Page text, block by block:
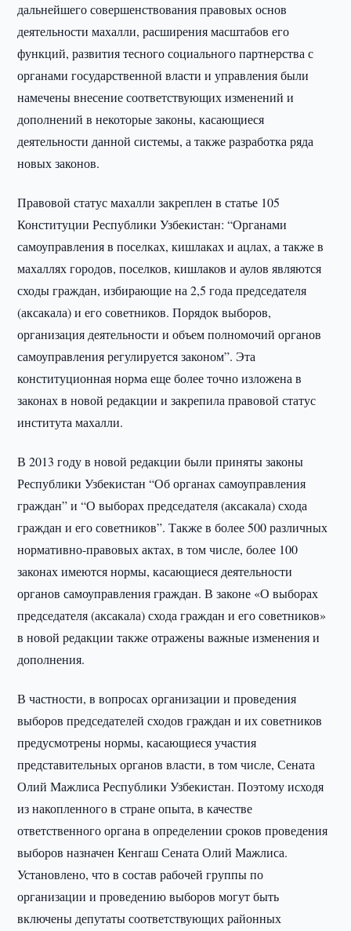
дальнейшего совершенствования правовых основ
деятельности махалли, расширения масштабов его
функций, развития тесного социального партнерства с
органами государственной власти и управления были
намечены внесение соответствующих изменений и
дополнений в некоторые законы, касающиеся
деятельности данной системы, а также разработка ряда
новых законов.
Правовой статус махалли закреплен в статье 105
Конституции Республики Узбекистан: “Органами
самоуправления в поселках, кишлаках и ацлах, а также в
махаллях городов, поселков, кишлаков и аулов являются
сходы граждан, избирающие на 2,5 года председателя
(аксакала) и его советников. Порядок выборов,
организация деятельности и объем полномочий органов
самоуправления регулируется законом”. Эта
конституционная норма еще более точно изложена в
законах в новой редакции и закрепила правовой статус
института махалли.
В 2013 году в новой редакции были приняты законы
Республики Узбекистан “Об органах самоуправления
граждан” и “О выборах председателя (аксакала) схода
граждан и его советников”. Также в более 500 различных
нормативно-правовых актах, в том числе, более 100
законах имеются нормы, касающиеся деятельности
органов самоуправления граждан. В законе «О выборах
председателя (аксакала) схода граждан и его советников»
в новой редакции также отражены важные изменения и
дополнения.
В частности, в вопросах организации и проведения
выборов председателей сходов граждан и их советников
предусмотрены нормы, касающиеся участия
представительных органов власти, в том числе, Сената
Олий Мажлиса Республики Узбекистан. Поэтому исходя
из накопленного в стране опыта, в качестве
ответственного органа в определении сроков проведения
выборов назначен Кенгаш Сената Олий Мажлиса.
Установлено, что в состав рабочей группы по
организации и проведению выборов могут быть
включены депутаты соответствующих районных